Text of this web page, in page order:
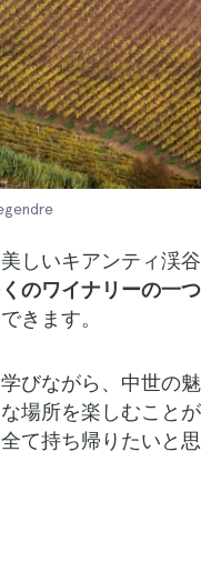
しいキアンティ渓
のワイナリーの一
きます。
びながら、中世の
場所を楽しむこと
て持ち帰りたいと